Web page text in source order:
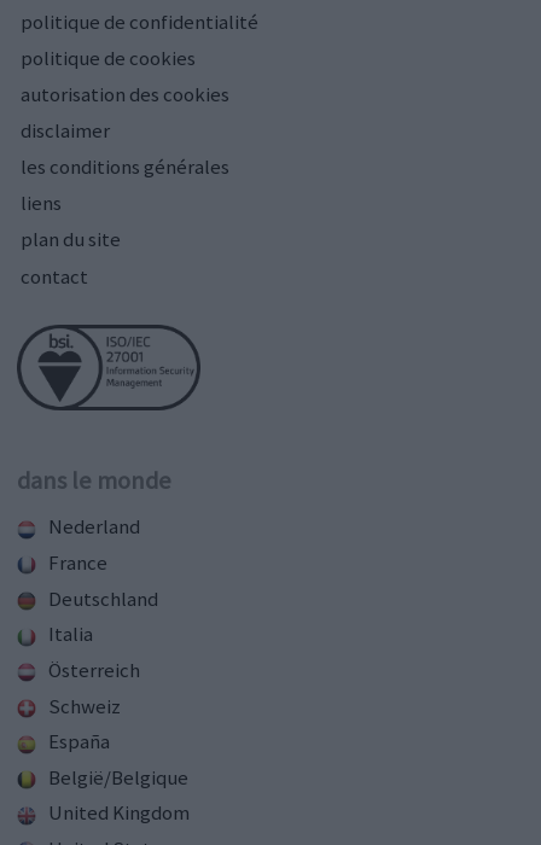
politique de confidentialité
politique de cookies
autorisation des cookies
disclaimer
les conditions générales
liens
plan du site
contact
dans le monde
Nederland
France
Deutschland
Italia
Österreich
Schweiz
España
België/Belgique
United Kingdom